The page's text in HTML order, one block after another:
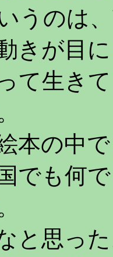
うのは
きが目
て生き
本の中
でも何
と思っ